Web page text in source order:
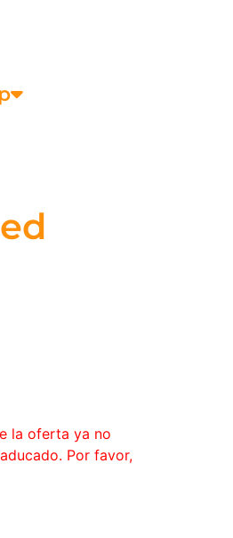
la oferta ya no
Por favor,